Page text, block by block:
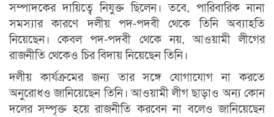
সম্পাদকের দায়িত্বে নিযুক্ত ছিলেন। তবে, পারিবারিক নানা
সমস্যার কারণে দলীয় পদ-পদবী থেকে তিনি অব্যাহতি
নিয়েছেন। কেবল পদ-পদবী থেকে নয়, আওয়ামী লীগের
রাজনীতি থেকেও চির বিদায় নিয়েছেন তিনি।
দলীয় কার্যক্রমের জন্য তার সঙ্গে যোগাযোগ না করতে
অনুরোধও জানিয়েছেন তিনি। আওয়ামী লীগ ছাড়াও অন্য কোন
দলের সম্পৃক্ত হয়ে রাজনীতি করবেন না বলেও জানিয়েছেন